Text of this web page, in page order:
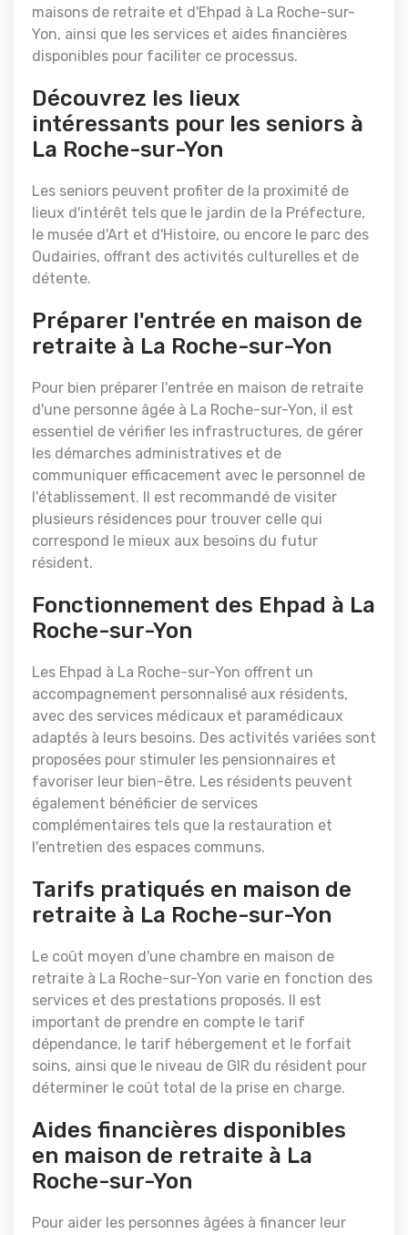
maisons de retraite et d'Ehpad à La Roche-sur-
Yon, ainsi que les services et aides financières
disponibles pour faciliter ce processus.
Découvrez les lieux
intéressants pour les seniors à
La Roche-sur-Yon
Les seniors peuvent profiter de la proximité de
lieux d'intérêt tels que le jardin de la Préfecture,
le musée d'Art et d'Histoire, ou encore le parc des
Oudairies, offrant des activités culturelles et de
détente.
Préparer l'entrée en maison de
retraite à La Roche-sur-Yon
Pour bien préparer l'entrée en maison de retraite
d'une personne âgée à La Roche-sur-Yon, il est
essentiel de vérifier les infrastructures, de gérer
les démarches administratives et de
communiquer efficacement avec le personnel de
l'établissement. Il est recommandé de visiter
plusieurs résidences pour trouver celle qui
correspond le mieux aux besoins du futur
résident.
Fonctionnement des Ehpad à La
Roche-sur-Yon
Les Ehpad à La Roche-sur-Yon offrent un
accompagnement personnalisé aux résidents,
avec des services médicaux et paramédicaux
adaptés à leurs besoins. Des activités variées sont
proposées pour stimuler les pensionnaires et
favoriser leur bien-être. Les résidents peuvent
également bénéficier de services
complémentaires tels que la restauration et
l'entretien des espaces communs.
Tarifs pratiqués en maison de
retraite à La Roche-sur-Yon
Le coût moyen d'une chambre en maison de
retraite à La Roche-sur-Yon varie en fonction des
services et des prestations proposés. Il est
important de prendre en compte le tarif
dépendance, le tarif hébergement et le forfait
soins, ainsi que le niveau de GIR du résident pour
déterminer le coût total de la prise en charge.
Aides financières disponibles
en maison de retraite à La
Roche-sur-Yon
Pour aider les personnes âgées à financer leur